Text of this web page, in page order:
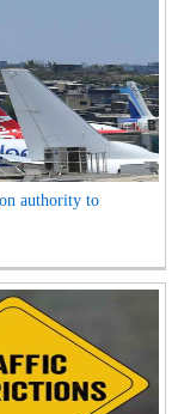
authority to